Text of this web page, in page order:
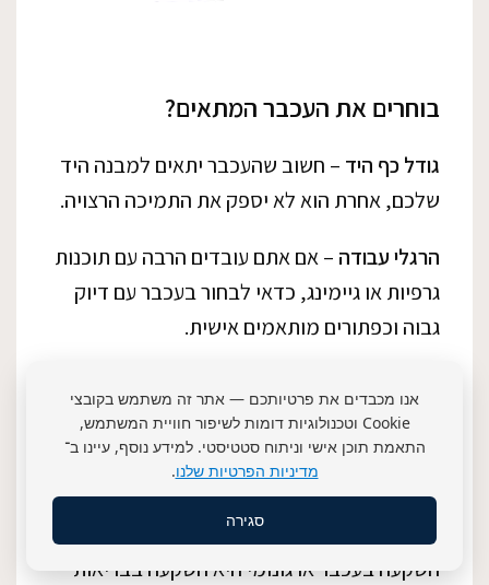
אנו מכבדים את פרטיותכם — אתר זה משתמש בקובצי
Cookie וטכנולוגיות דומות לשיפור חוויית המשתמש,
התאמת תוכן אישי וניתוח סטטיסטי. למידע נוסף, עיינו ב־
מדיניות הפרטיות שלנו.
סגירה
בוחרים את העכבר המתאים?
גודל כף היד – חשוב שהעכבר יתאים למבנה היד
שלכם, אחרת הוא לא יספק את התמיכה הרצויה.
הרגלי עבודה – אם אתם עובדים הרבה עם תוכנות
גרפיות או גיימינג, כדאי לבחור בעכבר עם דיוק
גבוה וכפתורים מותאמים אישית.
אלחוטי הוא הבחירה הנכונה. מי שלא רוצה
להתעסק עם טעינות – עכבר חוטי יתאים יותר.
לסיכום
השקעה בעכבר ארגונומי היא השקעה בבריאות